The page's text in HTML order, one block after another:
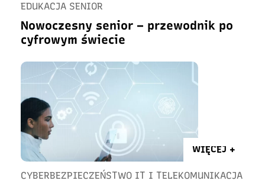
EDUKACJA SENIOR
Nowoczesny senior – przewodnik po
cyfrowym świecie
WIĘCEJ +
CYBERBEZPIECZEŃSTWO IT I TELEKOMUNIKACJA